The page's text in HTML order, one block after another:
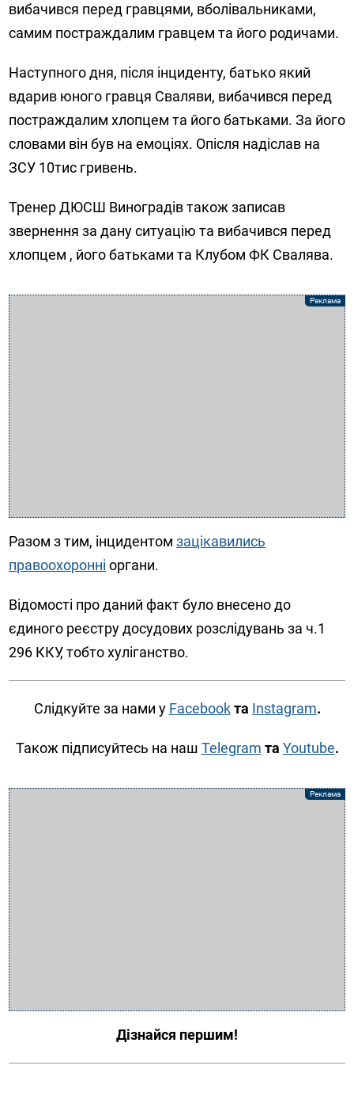
вибачився перед гравцями, вболівальниками,
самим постраждалим гравцем та його родичами.
Наступного дня, після інциденту, батько який
вдарив юного гравця Сваляви, вибачився перед
постраждалим хлопцем та його батьками. За його
словами він був на емоціях. Опісля надіслав на
ЗСУ 10тис гривень.
Тренер ДЮСШ Виноградів також записав
звернення за дану ситуацію та вибачився перед
хлопцем , його батьками та Клубом ФК Свалява.
Разом з тим, інцидентомзацікавились
правоохоронні органи.
Відомості про даний факт було внесено до
єдиного реєстру досудових розслідувань за ч.1
296 ККУ, тобто хуліганство.
Слідкуйте за нами у Facebookта Instagram.
Також підписуйтесь на наш Telegram та Youtube.
Дізнайся першим!